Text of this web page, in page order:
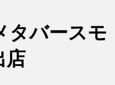
バースモ
店